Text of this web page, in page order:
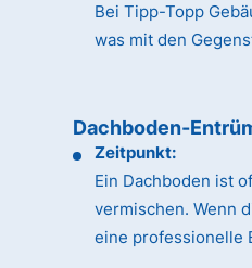
Bei Tipp-Topp
was mit den
Dachboden-
Zeitpunkt:
Ein Dachboden ist
vermischen. Wenn
eine professionelle